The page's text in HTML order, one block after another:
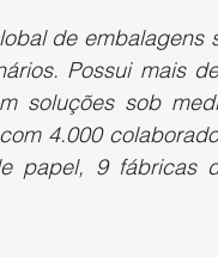
de embalagens
Possui mais
soluções sob
4.000
papel, 9 fábricas